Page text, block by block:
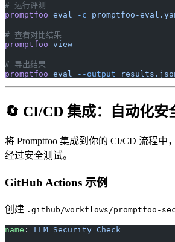
# 运行评测
promptfoo eval -c promptfoo-
# 查看对比结果
promptfoo view
# 导出结果
promptfoo eval --output
🔄 CI/CD 集成：自动化安
将 Promptfoo 集成到你的 CI/CD 流程中
经过安全测试。
GitHub Actions 示例
创建 .github/workflows/promptfoo-
name : LLM Security Check